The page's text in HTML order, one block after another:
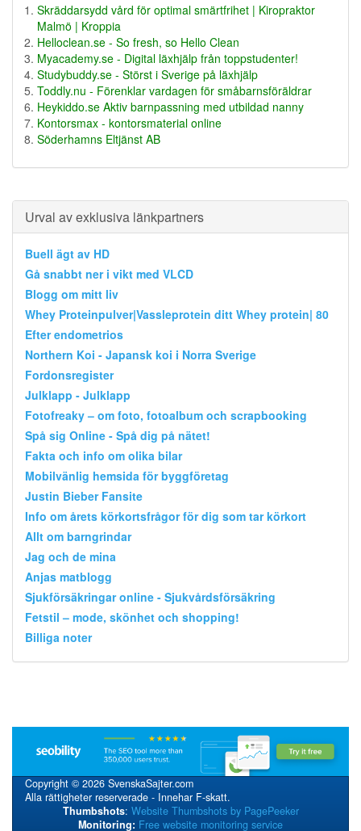
Skräddarsydd vård för optimal smärtfrihet | Kiropraktor
Malmö | Kroppia
Helloclean.se - So fresh, so Hello Clean
Myacademy.se - Digital läxhjälp från toppstudenter!
Studybuddy.se - Störst i Sverige på läxhjälp
Toddly.nu - Förenklar vardagen för småbarnsföräldrar
Heykiddo.se Aktiv barnpassning med utbildad nanny
Kontorsmax - kontorsmaterial online
Söderhamns Eltjänst AB
Urval av exklusiva länkpartners
Buell ägt av HD
Gå snabbt ner i vikt med VLCD
Blogg om mitt liv
Whey Proteinpulver|Vassleprotein ditt Whey protein| 80
Efter endometrios
Northern Koi - Japansk koi i Norra Sverige
Fordonsregister
Julklapp - Julklapp
Fotofreaky – om foto, fotoalbum och scrapbooking
Spå sig Online - Spå dig på nätet!
Fakta och info om olika bilar
Mobilvänlig hemsida för byggföretag
Justin Bieber Fansite
Info om årets körkortsfrågor för dig som tar körkort
Allt om barngrindar
Jag och de mina
Anjas matblogg
Sjukförsäkringar online - Sjukvårdsförsäkring
Fetstil – mode, skönhet och shopping!
Billiga noter
Copyright © 2026 SvenskaSajter.com
Alla rättigheter reserverade - Innehar F-skatt.
Thumbshots: Website Thumbshots by PagePeeker
Monitoring: Free website monitoring service